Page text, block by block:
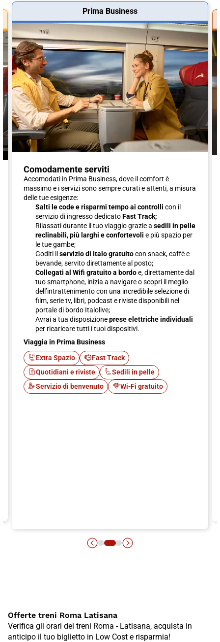
Prima Business
Comodamente serviti
Accomodati in Prima Business, dove il comfort è
massimo e i servizi sono sempre curati e attenti, a misura
delle tue esigenze:
Salti le code e risparmi tempo ai controlli con il
servizio di ingresso dedicatoFast Track;
Rilassati durante il tuo viaggio grazie a sedili in pelle
reclinabili, più larghi e confortevoli e più spazio per
le tue gambe;
Goditi il servizio di Italo gratuitocon snack, caffè e
bevande, servito direttamente al posto;
Collegati al Wifi gratuito a bordoe, direttamente dal
tuo smartphone, inizia a navigare o scopri il meglio
dell’intrattenimento con una incredibile selezione di
film, serie tv, libri, podcast e riviste disponibili nel
portale di bordo Italolive;
Avrai a tua disposizioneprese elettriche individuali
per ricaricare tutti i tuoi dispositivi.
Viaggia in Prima Business
Extra Spazio
Fast Track
Quotidiani e riviste
Sedili in pelle
Servizio di benvenuto
Wi-Fi gratuito
Offerte treni Roma Latisana
Verifica gli orari dei treni Roma - Latisana, acquista in
anticipo il tuo biglietto in Low Cost e risparmia!